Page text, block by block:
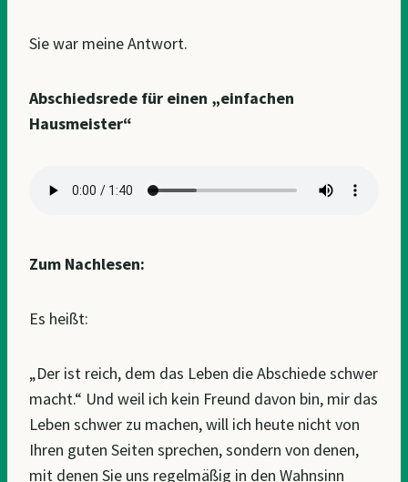
Sie war meine Antwort.
Abschiedsrede für einen „einfachen
Hausmeister“
Zum Nachlesen:
Es heißt:
„Der ist reich, dem das Leben die Abschiede schwer
macht.“ Und weil ich kein Freund davon bin, mir das
Leben schwer zu machen, will ich heute nicht von
Ihren guten Seiten sprechen, sondern von denen,
mit denen Sie uns regelmäßig in den Wahnsinn